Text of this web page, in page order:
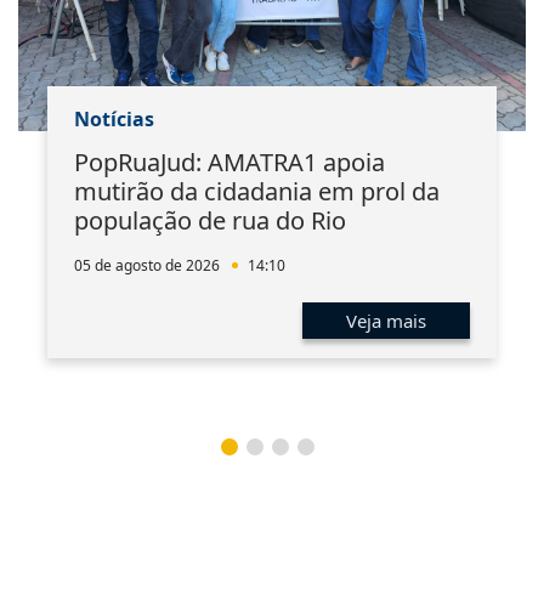
Notícias
PopRuaJud: AMATRA1 apoia
mutirão da cidadania em prol da
população de rua do Rio
05 de agosto de 2026 14:10
Veja mais